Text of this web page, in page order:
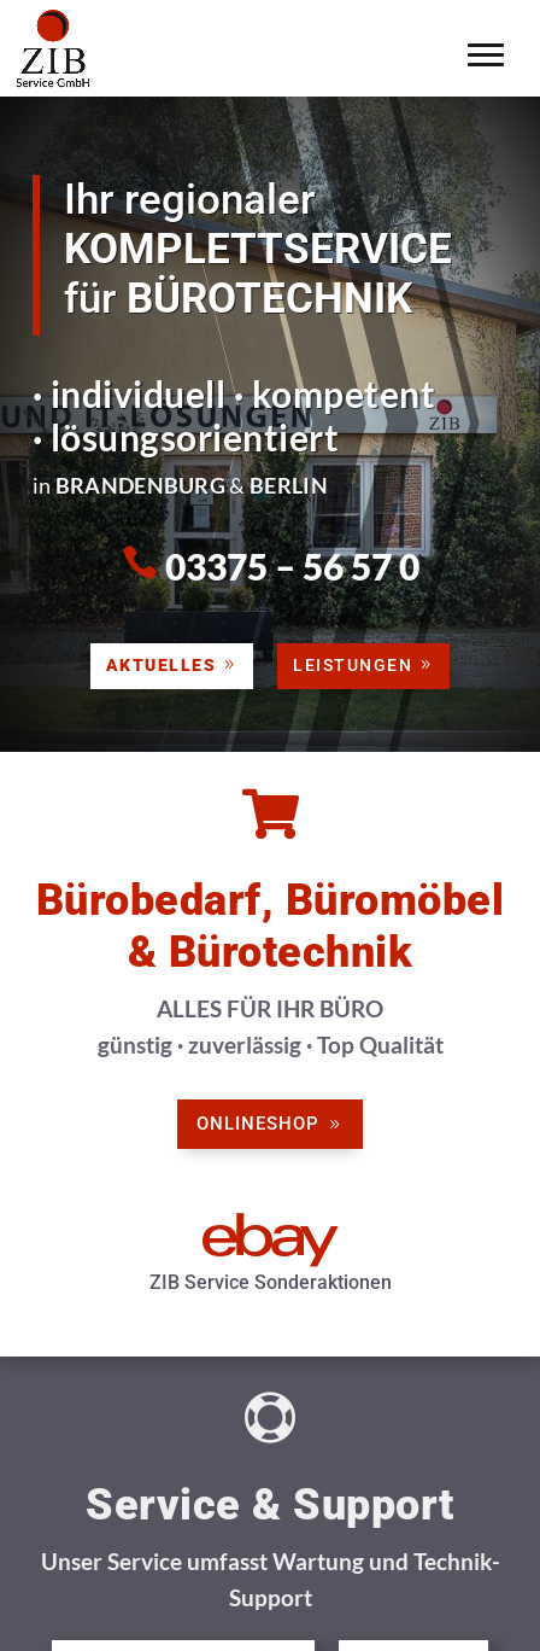
Ihr regionaler
KOMPLETTSERVICE
für BÜROTECHNIK
· individuell · kompetent
· lösungsorientiert
inBRANDENBURG&BERLIN
03375 – 56 57 0
AKTUELLES LEISTUNGEN

Bürobedarf, Büromöbel
& Bürotechnik
ALLES FÜR IHR BÜRO
günstig · zuverlässig · Top Qualität
ONLINESHOP

ZIB Service Sonderaktionen

Service & Support
Unser Service umfasst Wartung und Technik-
Support